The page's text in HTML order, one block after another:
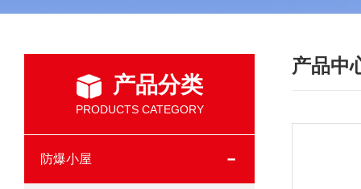
产品分类
PRODUCTS CATEGORY
防爆小屋
产品中